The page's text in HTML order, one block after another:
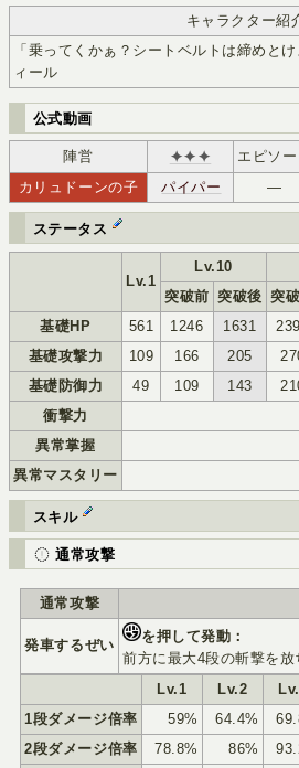
キャラクター紹
「乗ってくかぁ？シートベルトは締めと
ィール
公式動画
陣営 ✦✦✦ エピソー
カリュドーンの子
ﾊｲパイパー ―
ステータス
Lv.1
Lv.10
突破前 突破後 突
基礎HP
561 1246 1631
基礎攻撃力
109 166 205
基礎防御力
49 109 143
衝撃力
異常掌握
異常マスタリー
スキル
通常攻撃
通常攻撃
発車するぜい
を押して発動：
前方に最大4段の斬撃を放
Lv.1
Lv.2
1段ダメージ倍率
59% 64.4%
2段ダメージ倍率
78.8% 86%